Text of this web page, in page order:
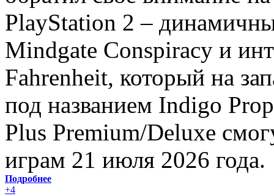
PlayStation 2 –
Mindgate Conspiracy и
Fahrenheit, который на
под названием Indigo
Plus Premium/Deluxe
играм 21 июля 2026 года.
Подробнее
+4